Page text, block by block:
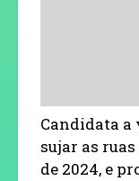
Candidata a
sujar as
de 2024, e